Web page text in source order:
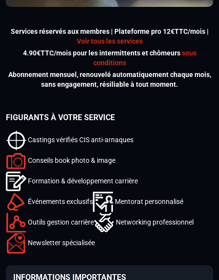
Services réservés aux membres | Plateforme pro 12€TTC/mois |
Voir tous les services
4.90€TTC/mois pour les intermittents et chômeurssous
conditions
Abonnement mensuel, renouvelé automatiquement chaque mois,
sans engagement, résiliable à tout moment.
FIGURANTS À VOTRE SERVICE
Castings vérifiés CIS anti-arnaques
Conseils book photo & image
Formation & développement carrière
Événements exclusifs Mentorat personnalisé
Outils gestion carrière Networking professionnel
Newsletter spécialisée
INFORMATIONS IMPORTANTES